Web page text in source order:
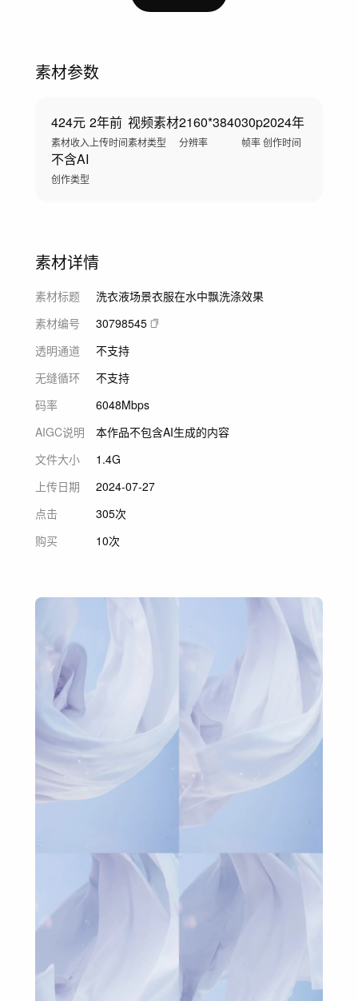
素材参数
424元
素材收入
2年前
上传时间
视频素材
素材类型
2160*3840
分辨率
30p
帧率
2024年
创作时间
不含AI
创作类型
素材详情
素材标题
洗衣液场景衣服在水中飘洗涤效果
素材编号
30798545
透明通道
不支持
无缝循环
不支持
码率
6048Mbps
AIGC说明
本作品不包含AI生成的内容
文件大小
1.4G
上传日期
2024-07-27
点击
305次
购买
10次